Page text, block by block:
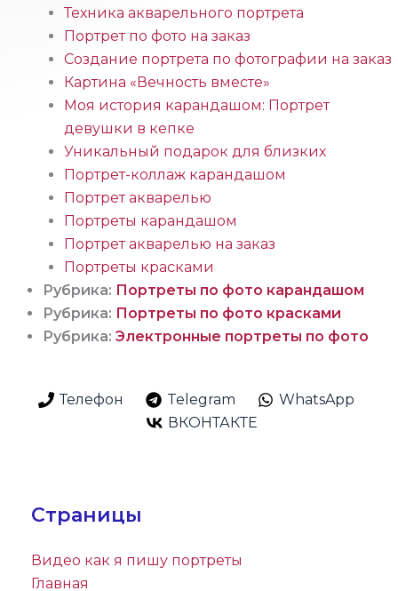
Техника акварельного портрета
Портрет по фото на заказ
Создание портрета по фотографии на заказ
Картина «Вечность вместе»
Моя история карандашом: Портрет
девушки в кепке
Уникальный подарок для близких
Портрет-коллаж карандашом
Портрет акварелью
Портреты карандашом
Портрет акварелью на заказ
Портреты красками
Рубрика: Портреты по фото карандашом
Рубрика: Портреты по фото красками
Рубрика: Электронные портреты по фото
Телефон Telegram
WhatsApp
ВКОНТАКТЕ
Страницы
Видео как я пишу портреты
Главная